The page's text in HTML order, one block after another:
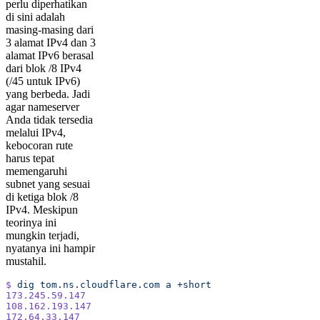
perlu diperhatikan
di sini adalah
masing-masing dari
3 alamat IPv4 dan 3
alamat IPv6 berasal
dari blok /8 IPv4
(/45 untuk IPv6)
yang berbeda. Jadi
agar nameserver
Anda tidak tersedia
melalui IPv4,
kebocoran rute
harus tepat
memengaruhi
subnet yang sesuai
di ketiga blok /8
IPv4. Meskipun
teorinya ini
mungkin terjadi,
nyatanya ini hampir
mustahil.
$ dig tom.ns.cloudflare.com a +short
173.245.59.147
108.162.193.147
172.64.33.147